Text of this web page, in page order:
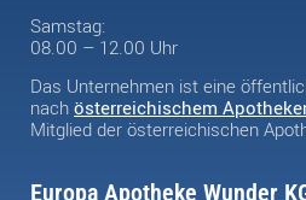
Samstag:
08.00 – 12.00 Uhr
Das Unternehmen ist eine
nach österreichischem
Mitglied der österreichischen
Europa Apotheke Wunder